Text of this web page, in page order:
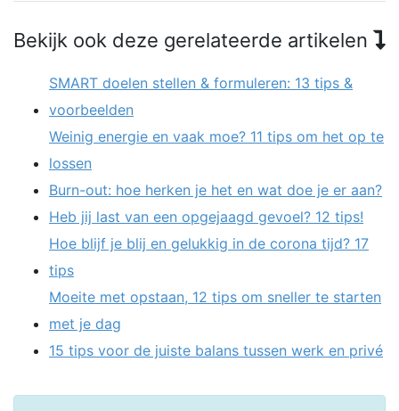
Bekijk ook deze gerelateerde artikelen
SMART doelen stellen & formuleren: 13 tips &
voorbeelden
Weinig energie en vaak moe? 11 tips om het op te
lossen
Burn-out: hoe herken je het en wat doe je er aan?
Heb jij last van een opgejaagd gevoel? 12 tips!
Hoe blijf je blij en gelukkig in de corona tijd? 17
tips
Moeite met opstaan, 12 tips om sneller te starten
met je dag
15 tips voor de juiste balans tussen werk en privé